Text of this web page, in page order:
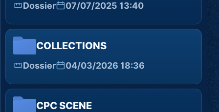
Dossier 07/07/2025 13:40
COLLECTIONS
Dossier 04/03/2026 18:36
CPC SCENE